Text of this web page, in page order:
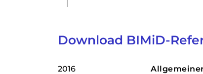
Download BIMiD-
2016